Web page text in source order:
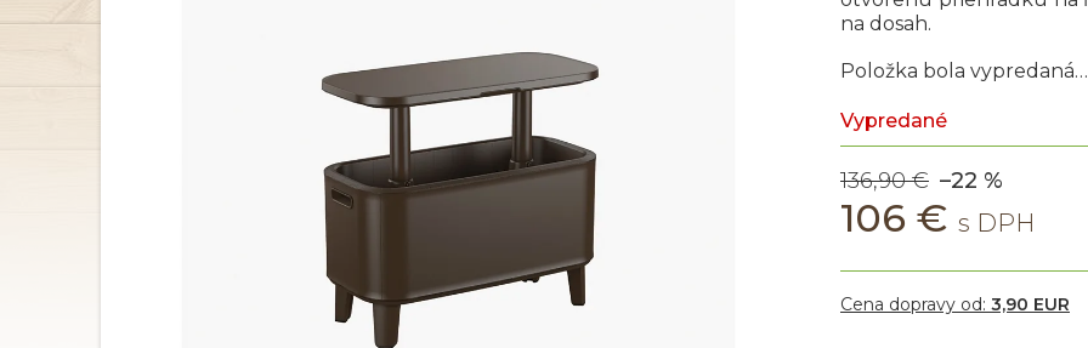
Vypredané
136,90 € –22 %
106 €
Položka bola vypredaná…
na dosah.
Cena dopravy od: 3,90 EUR